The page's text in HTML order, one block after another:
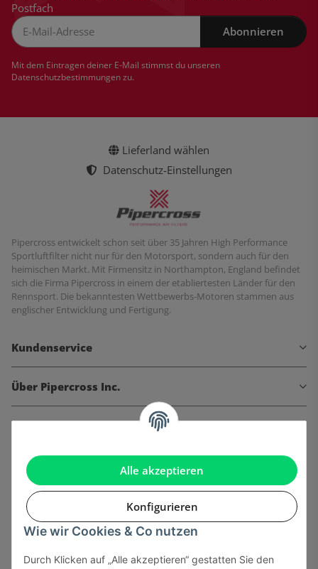
Alle akzeptieren
Konfigurieren
Wie wir Cookies & Co nutzen
Durch Klicken auf „Alle akzeptieren“ gestatten Sie den
Postfach
Abonnieren
Mit dem Eintragen deiner E-Mail stimmst du unseren
Datenschutzbestimmungenzu.
Lieferland wählen
Datenschutz-Einstellungen
Pipercross entwickelt schon seit über 35 Jahren High Performance
Sportluftfilter nicht nur für den Motorsport, sondern auch für den
heimischen Markt. Mit Firmensitz in Northampton, England befindet
sich die Firma Pipercross in einem der etabliertesten Länder für den
Rennsport. Die bekanntesten Wettbewerbs-Motoren stammen aus
englischer Entwicklung und Fertigung.
Kundenservice
Über Pipercross Inc.
Informationen
Gesetzliche Informationen